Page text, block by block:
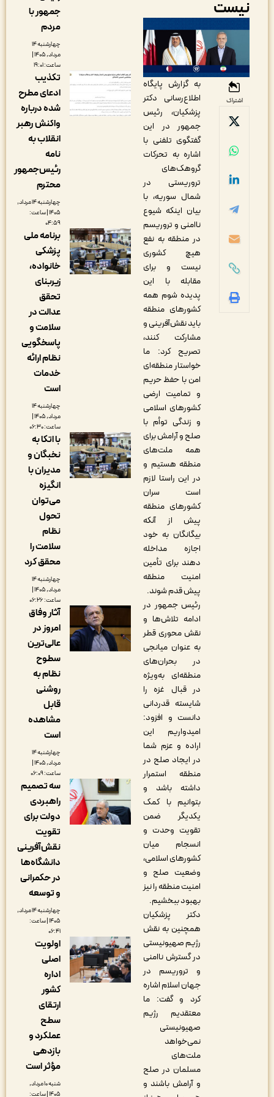
به گزارش پایگاه
اطلاع‌رسانی دکتر
پزشکیان، رئیس
جمهور در این
گفتگوی تلفنی با
اشاره به تحرکات
گروهک‌های
تروریستی در
شمال سوریه، با
بیان اینکه شیوع
ناامنی و تروریسم
در منطقه به نفع
هیچ کشوری
نیست و برای
مقابله با این
پدیده شوم همه
کشورهای منطقه
باید نقش‌آفرینی و
مشارکت کنند،
تصریح کرد‌: ما
خواستار منطقه‌ای
امن با حفظ حریم
و تمامیت ارضی
کشورهای اسلامی
و زندگی توأم با
صلح و آرامش برای
همه ملت‌های
منطقه هستیم و
در این راستا لازم
است سران
کشورهای منطقه
پیش از آنکه
بیگانگان به خود
اجازه مداخله
دهند برای تأمین
امنیت منطقه
پیش قدم شوند.
رئیس جمهور در
ادامه تلاش‌ها و
نقش محوری قطر
به عنوان میانجی
در بحران‌های
منطقه‌ای به‌ویژه
در قبال غزه را
شایسته قدردانی
دانست و افزود:
امیدواریم این
اراده و عزم شما
در ایجاد صلح در
منطقه استمرار
داشته باشد و
بتوانیم با کمک
یکدیگر ضمن
تقویت وحدت و
انسجام میان
کشورهای اسلامی،
وضعیت صلح و
امنیت منطقه را نیز
بهبود ببخشیم.
دکتر پزشکیان
همچنین به نقش
رژیم صهیونیستی
در گسترش ناامنی
و تروریسم در
جهان اسلام اشاره
کرد و گفت‌: ما
معتقدیم رژیم
صهیونیستی
نمی‌خواهد
ملت‌های
مسلمان در صلح
و آرامش باشند و
جمهور با
چهارشنبه ۱۴
مرداد, ۱۴۰۵ |
تکذیب
ادعای مطرح
شده درباره
واکنش رهبر
انقلاب به
رئیس‌جمهور
چهارشنبه ۱۴ مرداد,
۱۴۰۵ | ساعت:
برنامه ملی
پزشکی
خانواده،
عدالت در
سلامت و
پاسخگویی
نظام ارائه
چهارشنبه ۱۴
مرداد, ۱۴۰۵ |
با اتکا به
نخبگان و
مدیران با
می‌توان
سلامت را
محقق کرد
چهارشنبه ۱۴
مرداد, ۱۴۰۵ |
آثار وفاق
امروز در
عالی‌ترین
نظام به
مشاهده
چهارشنبه ۱۴
مرداد, ۱۴۰۵ |
سه تصمیم
راهبردی
دولت برای
نقش‌آفرینی
دانشگاه‌ها
در حکمرانی
و توسعه
چهارشنبه ۱۴ مرداد,
۱۴۰۵ | ساعت:
اولویت
اصلی
اداره
عملکرد و
بازدهی
مؤثر است
شنبه ۱۰ مرداد,
۱۴۰۵ | ساعت: